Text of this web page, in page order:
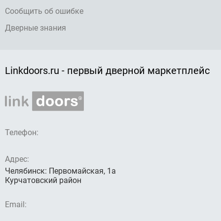
Сообщить об ошибке
Дверные знания
Linkdoors.ru - первый дверной маркетплейс
Телефон:
Адрес:
Челябинск: Первомайская, 1а
Курчатовский район
Email: